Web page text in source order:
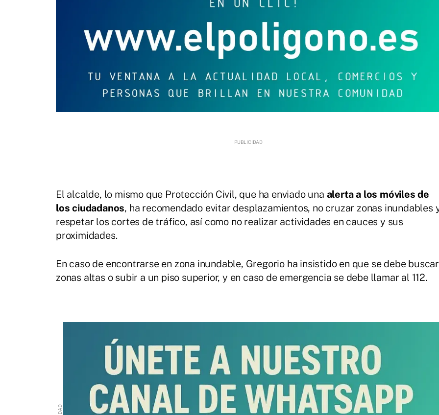
El alcalde, lo mismo que Protección Civil, que ha enviado una alerta a los móviles de
los ciudadanos, ha recomendado evitar desplazamientos, no cruzar zonas inundables
respetar los cortes de tráfico, así como no realizar actividades en cauces y sus
proximidades.
En caso de encontrarse en zona inundable, Gregorio ha insistido en que se debe buscar
zonas altas o subir a un piso superior, y en caso de emergencia se debe llamar al 112.